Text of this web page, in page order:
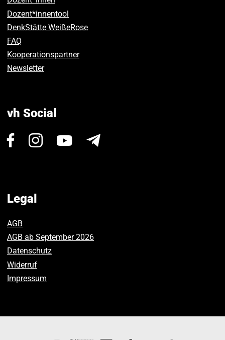
Dozent*innentool
DenkStätte WeißeRose
FAQ
Kooperationspartner
Newsletter
vh Social
Visit Visit
Visit
Legal
AGB
AGB ab September 2026
Datenschutz
Widerruf
Impressum